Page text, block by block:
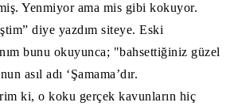
Yenmiyor ama mis gibi kokuyor.
diye yazdım siteye. Eski
bunu okuyunca; "bahsettiğiniz güzel
asıl adı ‘Şamama’dır.
ki, o koku gerçek kavunların hiç